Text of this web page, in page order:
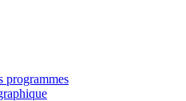
programmes